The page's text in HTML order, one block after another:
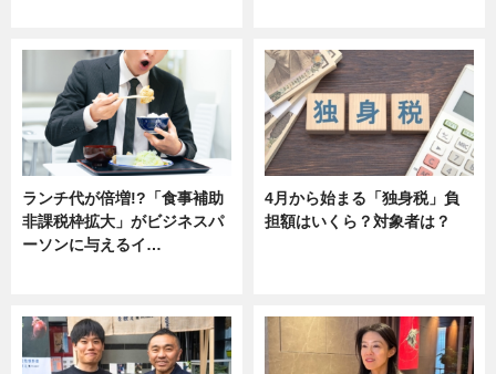
ランチ代が倍増!?「食事補助
非課税枠拡大」がビジネスパ
ーソンに与えるイ…
4月から始まる「独身税」負
担額はいくら？対象者は？